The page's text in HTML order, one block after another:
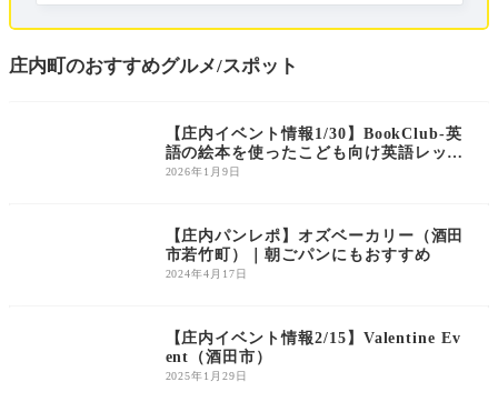
庄内町のおすすめグルメ/スポット
【庄内イベント情報1/30】BookClub-英
語の絵本を使ったこども向け英語レッス
ン-（酒田市）
2026年1月9日
【庄内パンレポ】オズベーカリー（酒田
市若竹町）｜朝ごパンにもおすすめ
2024年4月17日
【庄内イベント情報2/15】Valentine Ev
ent（酒田市）
2025年1月29日